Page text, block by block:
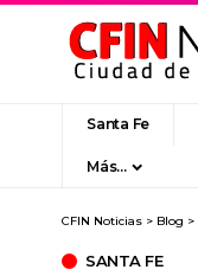
Santa Fe
Más…
CFIN Noticias > Blog >
SANTA FE